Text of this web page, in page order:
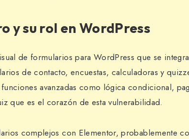
y su rol en WordPress
de formularios para WordPress que se
de contacto, encuestas, calculadoras y
avanzadas como lógica condicional,
que es el corazón de esta vulnerabilidad.
complejos con Elementor, probablemente